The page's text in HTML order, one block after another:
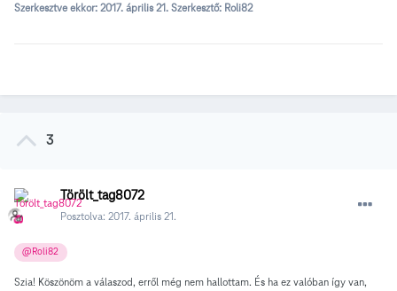
Szerkesztve ekkor: 2017. április 21. Szerkesztő: Roli82
3
Törölt_tag8072
Posztolva: 2017. április 21.
@Roli82
Szia! Köszönöm a válaszod, erről még nem hallottam. És ha ez valóban így van,